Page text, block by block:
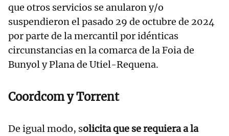
que otros servicios se anularon y/o
suspendieron el pasado 29 de octubre de 2024
por parte de la mercantil por idénticas
circunstancias en la comarca de la Foia de
Bunyol y Plana de Utiel-Requena.
Coordcom y Torrent
De igual modo, solicita que se requiera a la